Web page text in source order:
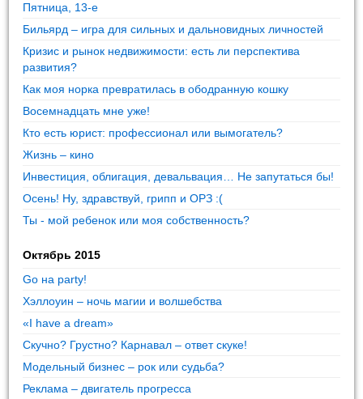
Пятница, 13-е
Бильярд – игра для сильных и дальновидных личностей
Кризис и рынок недвижимости: есть ли перспектива
развития?
Как моя норка превратилась в ободранную кошку
Восемнадцать мне уже!
Кто есть юрист: профессионал или вымогатель?
Жизнь – кино
Инвестиция, облигация, девальвация… Не запутаться бы!
Осень! Ну, здравствуй, грипп и ОРЗ :(
Ты - мой ребенок или моя собственность?
Октябрь 2015
Go на party!
Хэллоуин – ночь магии и волшебства
«I have a dream»
Скучно? Грустно? Карнавал – ответ скуке!
Модельный бизнес – рок или судьба?
Реклама – двигатель прогресса